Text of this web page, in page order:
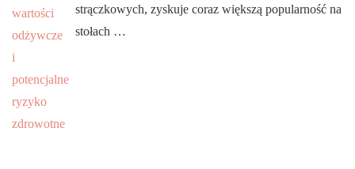
strączkowych, zyskuje coraz większą popularność na
stołach …